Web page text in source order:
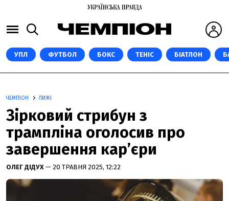
УПЛ ФУТБОЛ БОКС ТЕНІС БІАТЛОН
ЧЕМПІОН ЛИЖІ
Зірковий стрибун з
трампліна оголосив про
завершення кар’єри
ОЛЕГ ДІДУХ — 20 ТРАВНЯ 2025, 12:22